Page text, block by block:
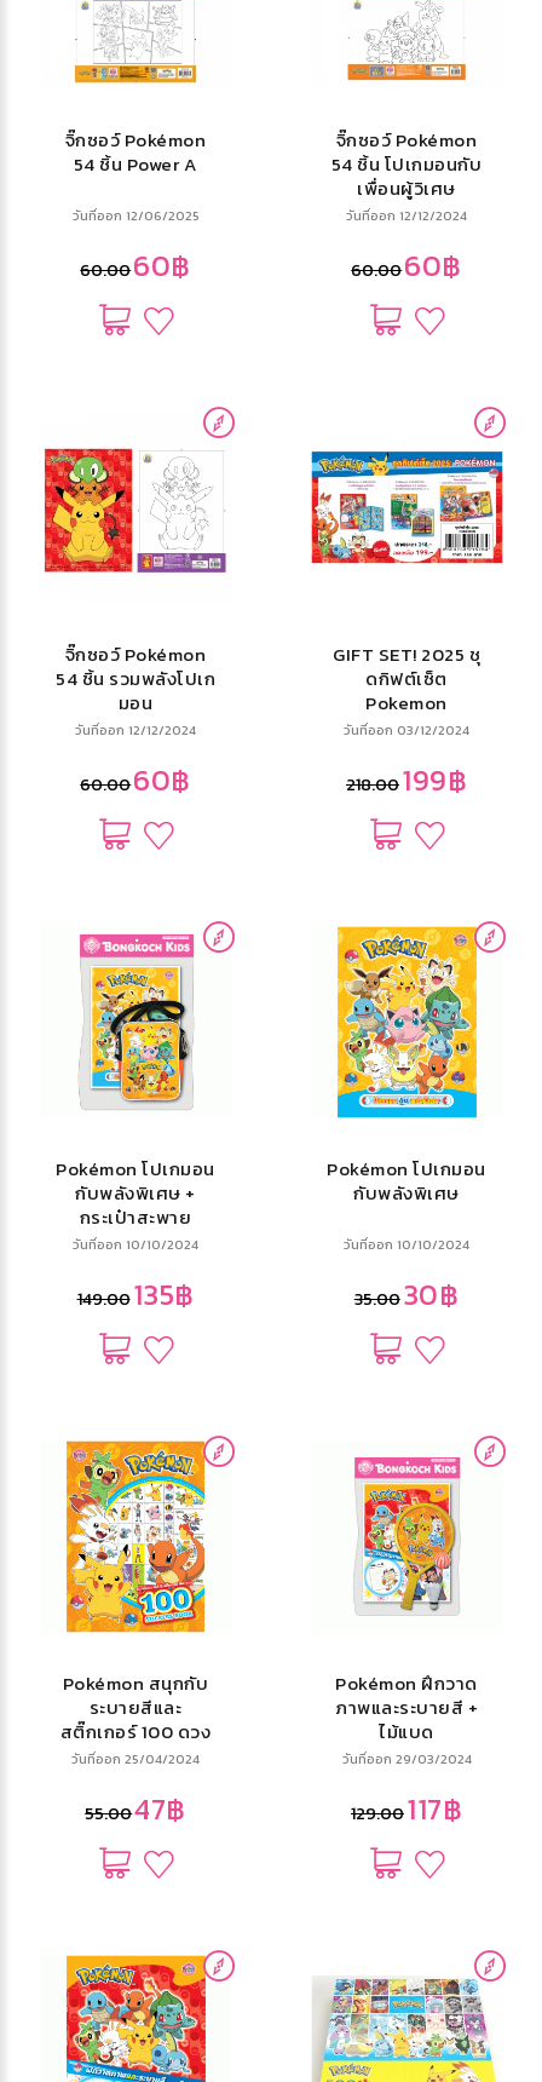
จิ๊กซอว์ Pokémon
54 ชิ้น Power A
วันที่ออก 12/06/2025
60.0060฿
จิ๊กซอว์ Pokémon
54 ชิ้น โปเกมอนกับ
เพื่อนผู้วิเศษ
วันที่ออก 12/12/2024
60.0060฿
จิ๊กซอว์ Pokémon
54 ชิ้น รวมพลังโปเก
มอน
วันที่ออก 12/12/2024
60.0060฿
GIFT SET! 2025 ชุ
ดกิฟต์เซ็ต
Pokemon
วันที่ออก 03/12/2024
218.00199฿
Pokémon โปเกมอน
กับพลังพิเศษ +
กระเป๋าสะพาย
วันที่ออก 10/10/2024
149.00135฿
Pokémon โปเกมอน
กับพลังพิเศษ
วันที่ออก 10/10/2024
35.0030฿
Pokémon สนุกกับ
ระบายสีและ
สติ๊กเกอร์ 100 ดวง
วันที่ออก 25/04/2024
55.0047฿
Pokémon ฝึกวาด
ภาพและระบายสี +
ไม้แบด
วันที่ออก 29/03/2024
129.00117฿